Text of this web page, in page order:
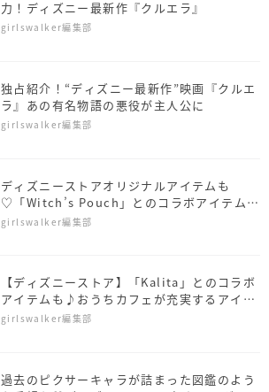
力！ディズニー最新作『クルエラ』
girlswalker編集部
独占紹介！“ディズニー最新作”映画『クルエ
ラ』あの有名物語の悪役が主人公に
girlswalker編集部
ディズニーストアオリジナルアイテムも
♡「Witch’s Pouch」とのコラボアイテムは
要チェック
girlswalker編集部
【ディズニーストア】「Kalita」とのコラボ
アイテムも♪おうちカフェが充実するアイテ
ムがずらり
girlswalker編集部
過去のピクサーキャラが詰まった図鑑のよう